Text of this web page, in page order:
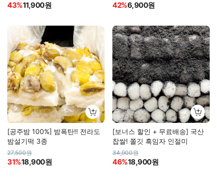
43%11,900원 42%6,900원
[공주밤 100%] 밤폭탄!! 전라도
밤설기떡 3종
27,500원
31%18,900원
[보너스 할인 + 무료배송] 국산
찹쌀! 쫄깃 흑임자 인절미
34,900원
46%18,900원